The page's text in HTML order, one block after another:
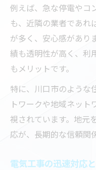
例えば、急な停電やコ
も、近隣の業者であれ
が多く、安心感があり
績も透明性が高く、利
もメリットです。
特に、川口市のような
トワークや地域ネッ
視されています。地元
応が、長期的な信頼関
電気工事の迅速対応